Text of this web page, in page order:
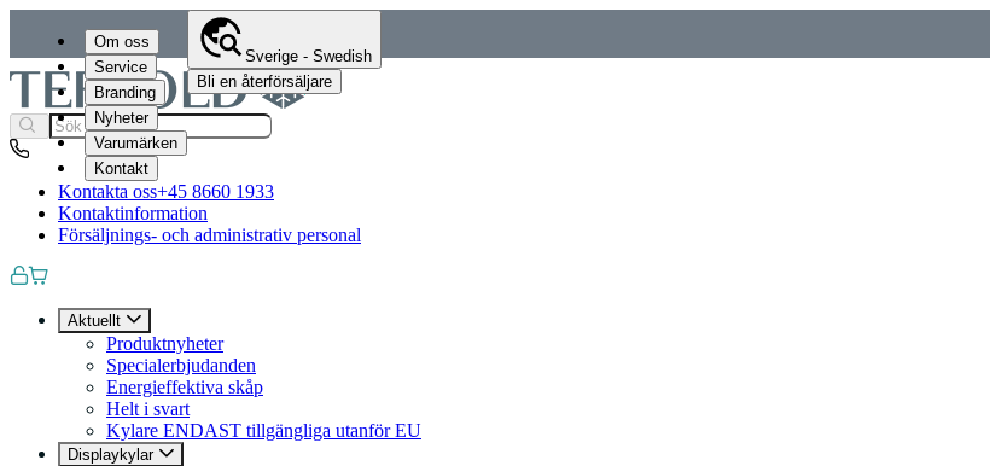
Om oss
Service
Branding
Nyheter
Varumärken
Kontakt
Sverige - Swedish
Bli en återförsäljare
Kontakta oss+45 8660 1933
Kontaktinformation
Försäljnings- och administrativ personal
Aktuellt
Produktnyheter
Specialerbjudanden
Energieffektiva skåp
Helt i svart
Kylare ENDAST tillgängliga utanför EU
Displaykylar